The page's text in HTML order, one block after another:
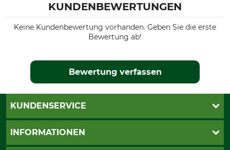
KUNDENBEWERTUNGEN
Keine Kundenbewertung vorhanden. Geben Sie die erste
Bewertung ab!
Bewertung verfassen
KUNDENSERVICE
Katalogbestellung
INFORMATIONEN